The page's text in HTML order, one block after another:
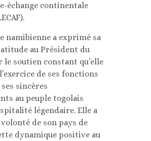
échange continentale
namibienne a exprimé sa
au Président du
le soutien constant qu’elle
de ses fonctions
sincères
au peuple togolais
légendaire. Elle a
de son pays de
dynamique positive au